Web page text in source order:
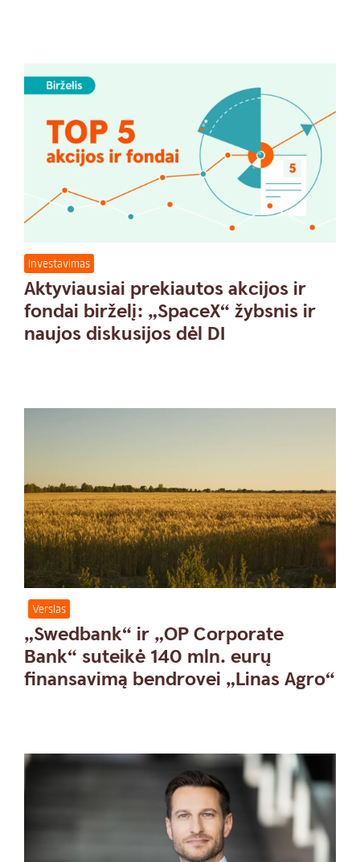
Investavimas
Aktyviausiai prekiautos akcijos ir
fondai birželį: „SpaceX“ žybsnis ir
naujos diskusijos dėl DI
Verslas
„Swedbank“ ir „OP Corporate
Bank“ suteikė 140 mln. eurų
finansavimą bendrovei „Linas Agro“